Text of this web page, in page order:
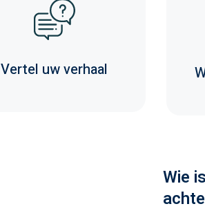
Vertel uw verhaal
Wie